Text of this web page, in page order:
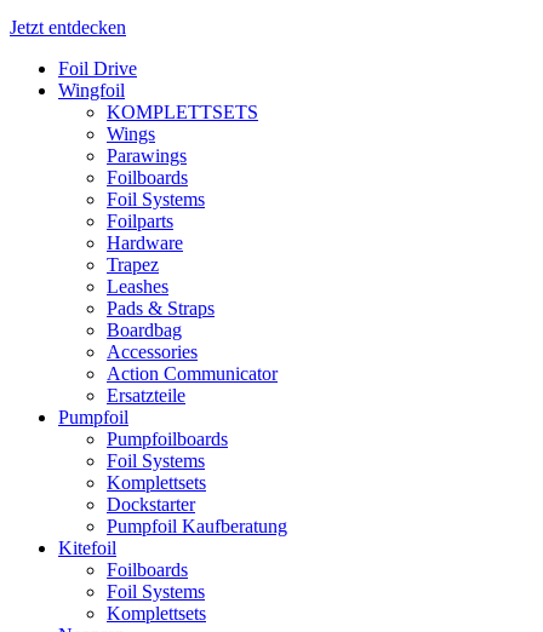
Jetzt entdecken
Foil Drive
Wingfoil
KOMPLETTSETS
Wings
Parawings
Foilboards
Foil Systems
Foilparts
Hardware
Trapez
Leashes
Pads & Straps
Boardbag
Accessories
Action Communicator
Ersatzteile
Pumpfoil
Pumpfoilboards
Foil Systems
Komplettsets
Dockstarter
Pumpfoil Kaufberatung
Kitefoil
Foilboards
Foil Systems
Komplettsets